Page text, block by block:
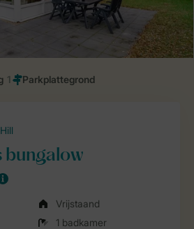
1
bungalow
Vrijstaand
1 badkamer